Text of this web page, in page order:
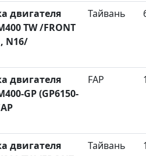
двигателя
TW /FRONT
N16/
Тайвань
двигателя
GP (GP6150-
FAP
двигателя
Тайвань